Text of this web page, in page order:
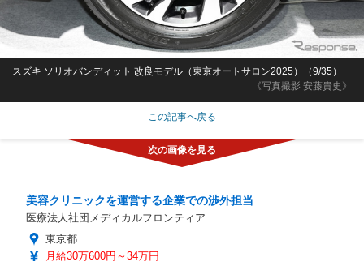
《写真撮影 安藤貴史》
スズキ ソリオバンディット 改良モデル（東京オートサロン2025）（9/35）
この記事へ戻る
美容クリニックを運営する企業での渉外担当
医療法人社団メディカルフロンティア
東京都
月給30万600円～34万円